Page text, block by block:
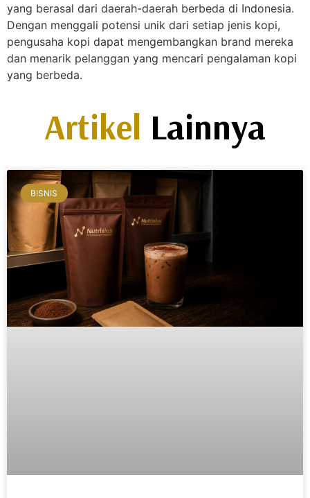
yang berasal dari daerah-daerah berbeda di Indonesia.
Dengan menggali potensi unik dari setiap jenis kopi,
pengusaha kopi dapat mengembangkan brand mereka
dan menarik pelanggan yang mencari pengalaman kopi
yang berbeda.
Artikel Lainnya
BISNIS